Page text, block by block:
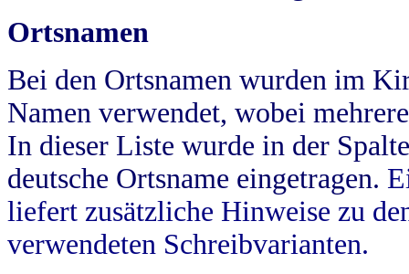
Ortsnamen
Bei den Ortsnamen wurden im
Namen verwendet, wobei
In dieser Liste wurde in der
deutsche Ortsname eingetragen.
liefert zusätzliche Hinweise zu
verwendeten Schreibvarianten.